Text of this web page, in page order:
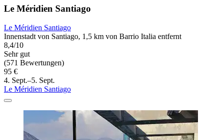
Le Méridien Santiago
Le Méridien Santiago
Innenstadt von Santiago, 1,5 km von Barrio Italia entfernt
8,4/10
Sehr gut
(571 Bewertungen)
95 €
4. Sept.–5. Sept.
Le Méridien Santiago